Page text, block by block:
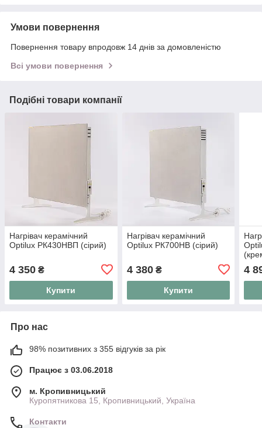
Умови повернення
Повернення товару впродовж 14 днів за домовленістю
Всі умови повернення
Подібні товари компанії
Нагрівач керамічний
Optilux РК430НВП (сірий)
4 350 ₴
Купити
Нагрівач керамічний
Optilux РК700НВ (сірий)
4 380₴
Купити
4
Про нас
98% позитивних з 355 відгуків за рік
Працює з 03.06.2018
м. Кропивницький
Куропятникова 15, Кропивницький, Україна
Контакти